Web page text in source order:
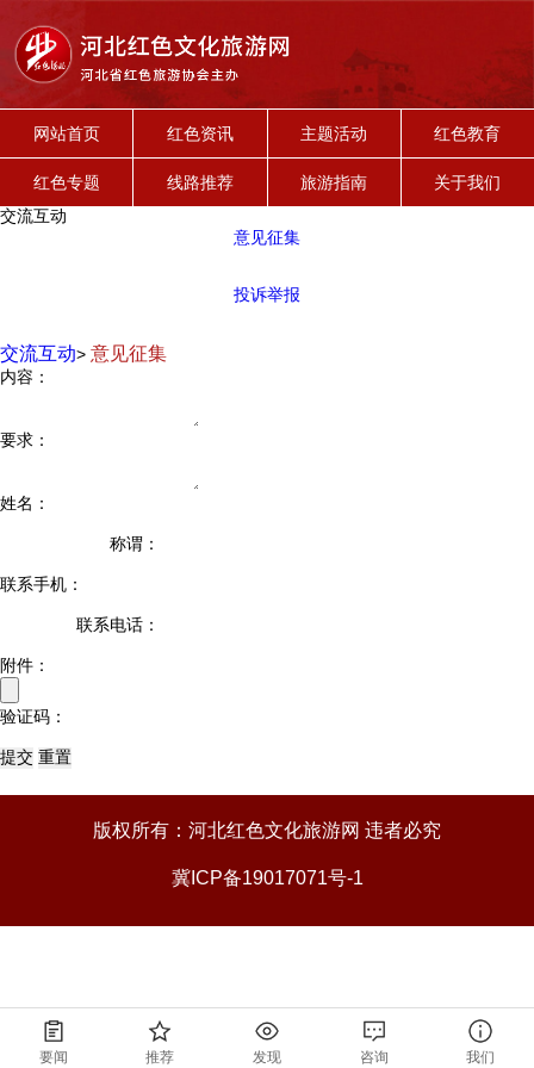
网站首页 红色资讯 主题活动 红色教育
红色专题 线路推荐 旅游指南
关于我们
交流互动
意见征集
投诉举报
交流互动> 意见征集
内容：
要求：
姓名：
称谓：
联系手机：
联系电话：
附件：
验证码：
版权所有：河北红色文化旅游网 违者必究
冀ICP备19017071号-1
要闻 推荐 发现 咨询 我们